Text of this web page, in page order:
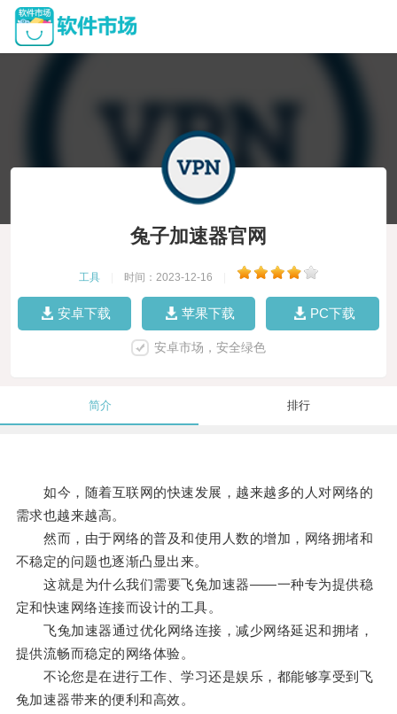
兔子加速器官网
工具 时间：2023-12-16
安卓下载 苹果下载 PC下载
安卓市场，安全绿色
简介 排行
如今，随着互联网的快速发展，越来越多的人对网络的
需求也越来越高。
然而，由于网络的普及和使用人数的增加，网络拥堵和
不稳定的问题也逐渐凸显出来。
这就是为什么我们需要飞兔加速器——一种专为提供稳
定和快速网络连接而设计的工具。
飞兔加速器通过优化网络连接，减少网络延迟和拥堵，
提供流畅而稳定的网络体验。
不论您是在进行工作、学习还是娱乐，都能够享受到飞
兔加速器带来的便利和高效。